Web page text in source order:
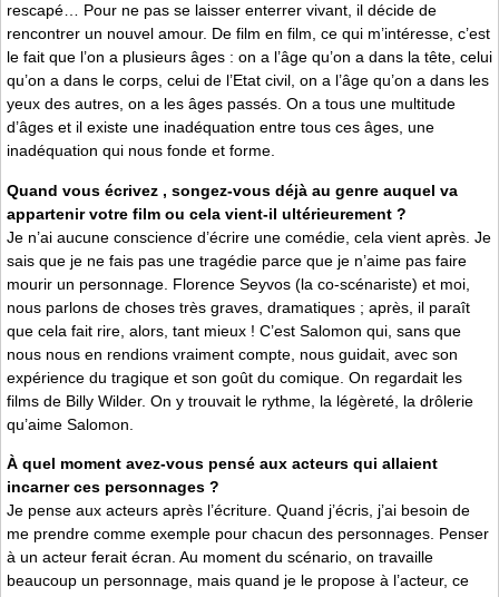
rescapé… Pour ne pas se laisser enterrer vivant, il décide de
rencontrer un nouvel amour. De film en film, ce qui m’intéresse, c’est
le fait que l’on a plusieurs âges : on a l’âge qu’on a dans la tête, celui
qu’on a dans le corps, celui de l’Etat civil, on a l’âge qu’on a dans les
yeux des autres, on a les âges passés. On a tous une multitude
d’âges et il existe une inadéquation entre tous ces âges, une
inadéquation qui nous fonde et forme.
Quand vous écrivez , songez-vous déjà au genre auquel va
appartenir votre film ou cela vient-il ultérieurement ?
Je n’ai aucune conscience d’écrire une comédie, cela vient après. Je
sais que je ne fais pas une tragédie parce que je n’aime pas faire
mourir un personnage. Florence Seyvos (la co-scénariste) et moi,
nous parlons de choses très graves, dramatiques ; après, il paraît
que cela fait rire, alors, tant mieux ! C’est Salomon qui, sans que
nous nous en rendions vraiment compte, nous guidait, avec son
expérience du tragique et son goût du comique. On regardait les
films de Billy Wilder. On y trouvait le rythme, la légèreté, la drôlerie
qu’aime Salomon.
À quel moment avez-vous pensé aux acteurs qui allaient
incarner ces personnages ?
Je pense aux acteurs après l’écriture. Quand j’écris, j’ai besoin de
me prendre comme exemple pour chacun des personnages. Penser
à un acteur ferait écran. Au moment du scénario, on travaille
beaucoup un personnage, mais quand je le propose à l’acteur, ce